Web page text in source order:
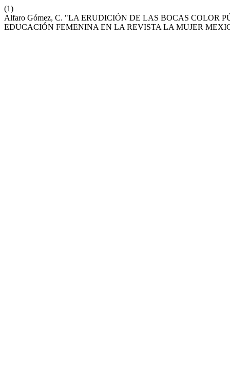
(1)
Alfaro Gómez, C. "LA ERUDICIÓN DE LAS BOCAS COLOR
EDUCACIÓN FEMENINA EN LA REVISTA LA MUJER